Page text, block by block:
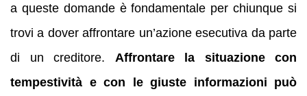
a queste domande è fondamentale per chiunque si
trovi a dover affrontare un’azione esecutiva da parte
di un creditore. Affrontare la situazione con
tempestività e con le giuste informazioni può